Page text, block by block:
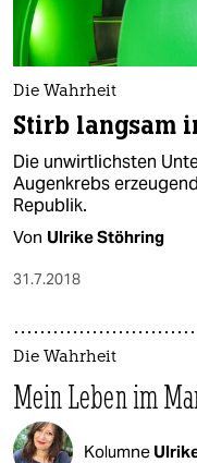
Die Wahrheit
Stirb langsam
Die unwirtlichsten
Augenkrebs
Republik.
Von Ulrike Stöhring
31.7.2018
Die Wahrheit
Mein Leben im
Kolumne